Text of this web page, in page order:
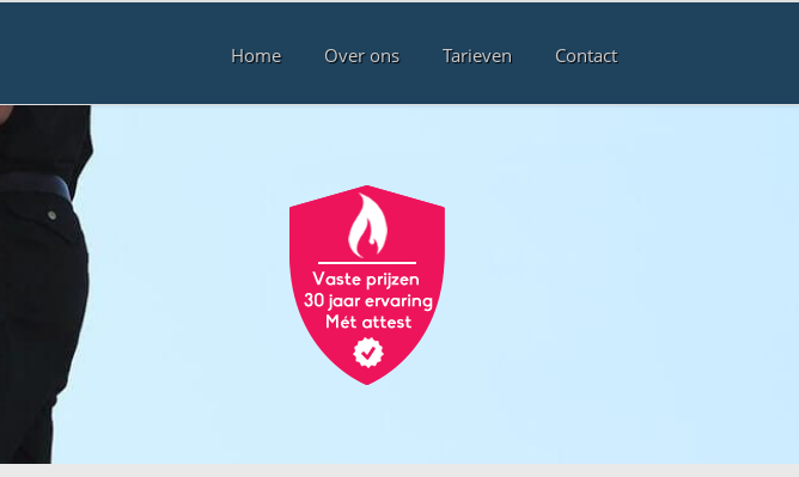
Home Over ons Tarieven Contact